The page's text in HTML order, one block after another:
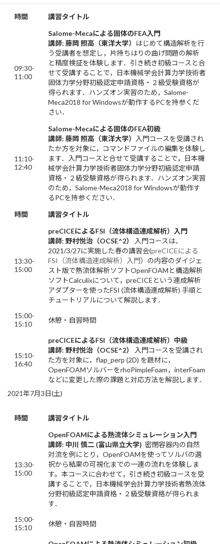
時間 講習タイトル
09:30-
11:00
Salome-Mecaによる固体のFEA入門
講師: 藤岡 照高（東洋大学）
はじめて構造解析を行
う受講者を想定し，片持ちはりの曲げ問題の解析
と精度検証を体験します．引き続き初級コースと合
せて受講することで，日本機械学会計算力学技術者
固体力学分野初級認定申請資格・２級受験資格が
得られます．ハンズオン実習のため，Salome-
Meca2018 for Windowsが動作するPCを持参くだ
さい．
11:10-
12:40
Salome-Mecaによる固体のFEA初級
講師: 藤岡 照高（東洋大学）
入門コースを受講され
たか方を対象に，コマンドファイルの編集を体験し
ます．入門コースと合せて受講することで，日本機
械学会計算力学技術者固体力学分野初級認定申請
資格・２級受験資格が得られます．ハンズオン実習
のため，Salome-Meca2018 for Windowsが動作す
るPCを持参ください．
時間
講習タイトル
13:30-
15:00
preCICEによるFSI（流体構造連成解析）入門
講師: 野村悦治（OCSE^2）
入門コースは、
2021/3/27に実施した春の講習会(preCICEによる
FSI（流体構造連成解析）入門）の内容のダイジェ
スト版で熱流体解析ソフトOpenFOAMと構造解析
ソフトCalculixについて，preCICEという連成解析
アダプターを使ったFSI (流体構造連成解析) 手順と
チュートリアルについて解説します．
15:00-
15:10
休憩・自習時間
15:10-
16:40
preCICEによるFSI（流体構造連成解析）中級
講師: 野村悦治（OCSE^2）
入門コースを受講され
た方を対象に，flap_perp (2D) を題材に，
OpenFOAMソルバーをrhoPimpleFoam，interFoam
などに変更した際の課題と対応方法を解説します．
2021年7月3日(土)
時間 講習タイトル
13:30-
15:00
OpenFOAMによる熱流体シミュレーション入門
講師: 中川 慎二 (富山県立大学) 密閉容器内の自然
対流を例にとり，OpenFOAMを使ってソルバの選
択から結果の可視化までの一連の流れを体験しま
す。本コースに合わせて，引き続き初級コースを受
講することで，日本機械学会計算力学技術者熱流体
分野初級認定申請資格・２級受験資格が得られま
す．
15:00-
15:10
休憩・自習時間